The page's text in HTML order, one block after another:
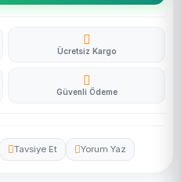
Ücretsiz Kargo
Güvenli Ödeme
Tavsiye Et Yorum Yaz